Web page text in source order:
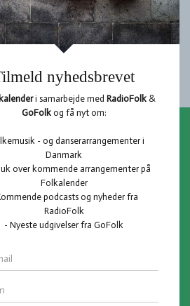
Tilmeld
Profil
Log ind
Register
Hent Folkalender